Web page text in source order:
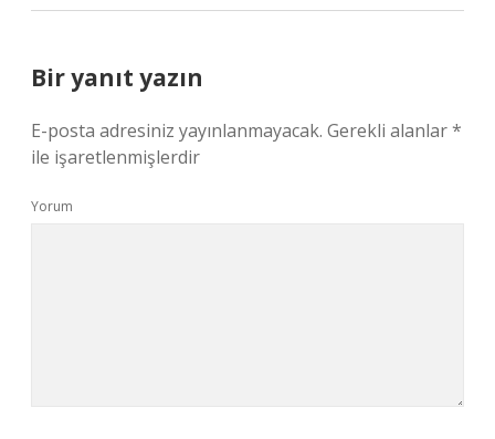
Bir yanıt yazın
E-posta adresiniz yayınlanmayacak. Gerekli alanlar*
ile işaretlenmişlerdir
Yorum